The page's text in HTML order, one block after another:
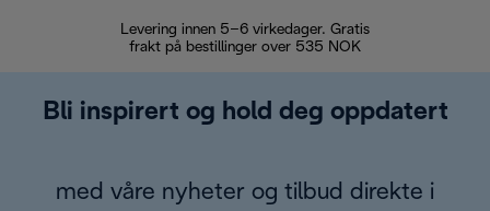
Levering innen 5–6 virkedager. Gratis
frakt på bestillinger over 535 NOK
Bli inspirert og hold deg oppdatert
med våre nyheter og tilbud direkte i